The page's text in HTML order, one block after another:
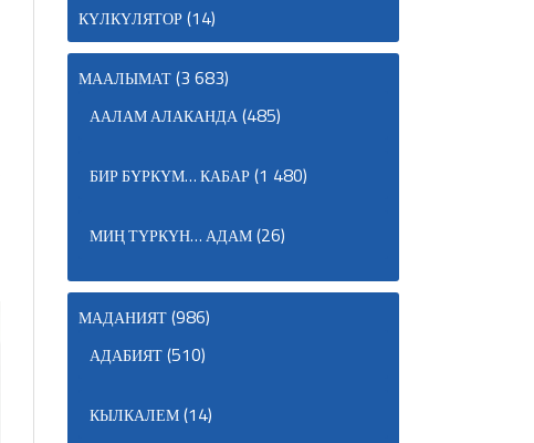
КҮЛКҮЛЯТОР(14)
МААЛЫМАТ(3 683)
ААЛАМ АЛАКАНДА(485)
БИР БҮРКҮМ… КАБАР(1 480)
МИҢ ТҮРКҮН… АДАМ(26)
МАДАНИЯТ(986)
АДАБИЯТ(510)
КЫЛКАЛЕМ(14)